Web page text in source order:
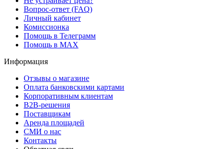
Вопрос-ответ (FAQ)
Личный кабинет
Комиссионка
Помощь в Телеграмм
Помощь в MAX
Информация
Отзывы о магазине
Оплата банковскими картами
Корпоративным клиентам
B2B-решения
Поставщикам
Аренда площадей
СМИ о нас
Контакты